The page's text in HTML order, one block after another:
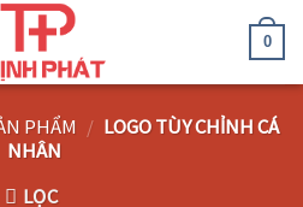
0
PHẨM / LOGO TÙY CHỈNH CÁ
NHÂN
LỌC